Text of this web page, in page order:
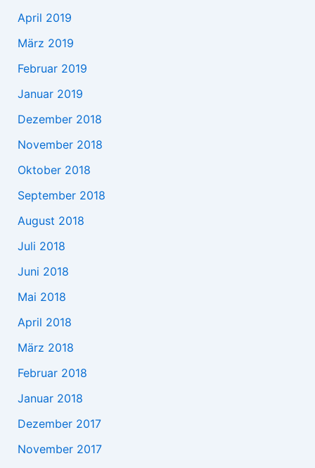
April 2019
März 2019
Februar 2019
Januar 2019
Dezember 2018
November 2018
Oktober 2018
September 2018
August 2018
Juli 2018
Juni 2018
Mai 2018
April 2018
März 2018
Februar 2018
Januar 2018
Dezember 2017
November 2017